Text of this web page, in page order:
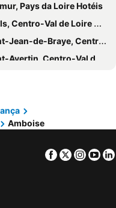
Pays da Loire Hotéis
Centro-Val de Loire Hotéis
de-Braye, Centro-Val de Loire Hotéis
Centro-Val de Loire Hotéis
Centro-Val de Loire Hotéis
Saturnin, Pays da Loire Hotéis
Centro-Val de Loire Hotéis
Centro-Val de Loire Hotéis
Amboise
Facebook
Twitter